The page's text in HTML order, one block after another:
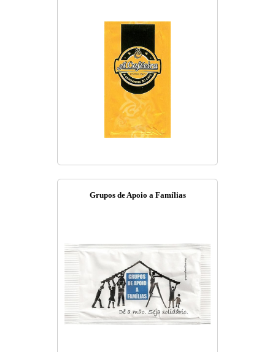
Grupos de Apoio a Famílias